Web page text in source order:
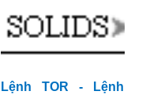
Lệnh TOR - Lệnh